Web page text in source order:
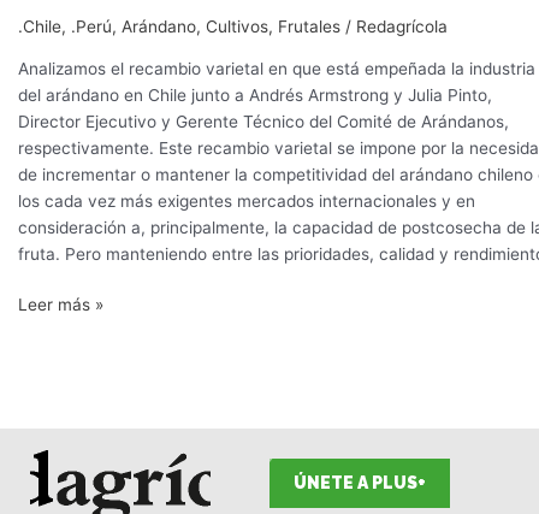
.Chile, .Perú, Arándano, Cultivos, Frutales / Redagrícola
Analizamos el recambio varietal en que está empeñada la industria
del arándano en Chile junto a Andrés Armstrong y Julia Pinto,
Director Ejecutivo y Gerente Técnico del Comité de Arándanos,
respectivamente. Este recambio varietal se impone por la
de incrementar o mantener la competitividad del arándano chileno
los cada vez más exigentes mercados internacionales y en
consideración a, principalmente, la capacidad de postcosecha de
fruta. Pero manteniendo entre las prioridades, calidad y
decidido
recambio
varietal”
Leer más »
ÚNETE A PLUS+